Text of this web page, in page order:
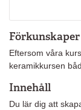
Förkunskaper
Eftersom våra
keramikkursen
Innehåll
Du lär dig att